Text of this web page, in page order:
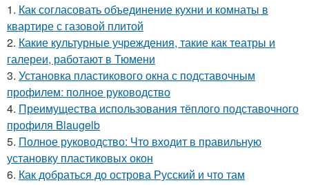
1. Как согласовать объединение кухни и комнаты в
квартире с газовой плитой
2. Какие культурные учреждения, такие как театры и
галереи, работают в Тюмени
3. Установка пластикового окна с подставочным
профилем: полное руководство
4. Преимущества использования тёплого подставочного
профиля Blaugelb
5. Полное руководство: Что входит в правильную
установку пластиковых окон
6. Как добраться до острова Русский и что там